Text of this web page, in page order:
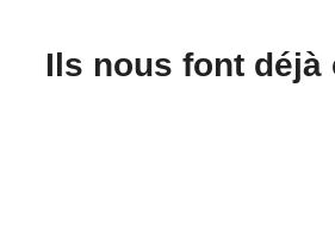
Ils nous font déjà